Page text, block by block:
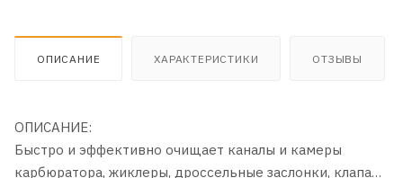
ОПИСАНИЕ ХАРАКТЕРИСТИКИ ОТЗЫВЫ
ОПИСАНИЕ:
Быстро и эффективно очищает каналы и камеры
карбюратора, жиклеры, дроссельные заслонки, клапан